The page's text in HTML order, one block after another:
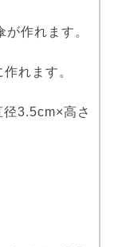
作れます。
れます。
3.5cm×高さ